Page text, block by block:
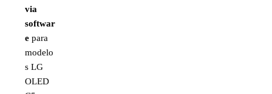
via
softwar
e para
modelo
s LG
OLED